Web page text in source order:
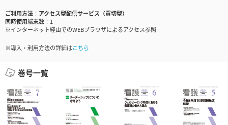
ご利用方法
アクセス型配信サービス（買切型）
同時使用端末数
1
※インターネット経由でのWEBブラウザによるアクセス参照
※導入・利用方法の詳細はこちら
巻号一覧